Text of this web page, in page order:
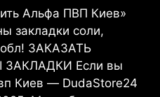
Альфа ПВП Киев»
закладки соли,
обл! ЗАКАЗАТЬ
Если вы
Киев — DudaStore24